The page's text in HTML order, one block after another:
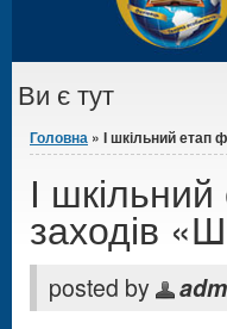
Ви є тут
Головна » І шкільний етап
І
заходів
posted by